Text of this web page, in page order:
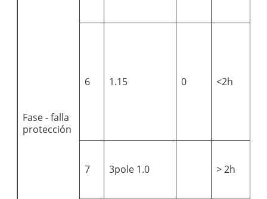
Fase - falla
protección
6 1.15 0 <2h
7 3pole 1.0 > 2h